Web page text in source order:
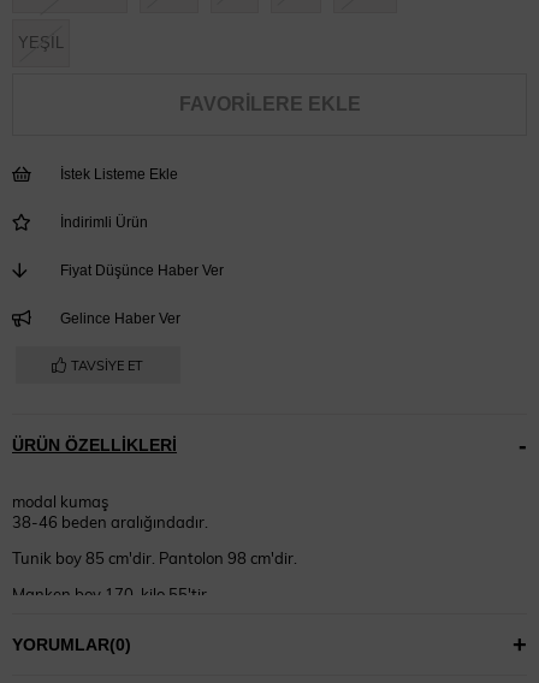
YEŞİL
FAVORILERE EKLE
İstek Listeme Ekle
İndirimli Ürün
Fiyat Düşünce Haber Ver
Gelince Haber Ver
TAVSIYE ET
ÜRÜN ÖZELLIKLERI
modal kumaş
38-46 beden aralığındadır.
Tunik boy 85 cm'dir. Pantolon 98 cm'dir.
Manken boy 170, kilo 55'tir.
YORUMLAR(0)